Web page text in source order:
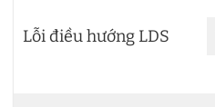
Lỗi điều hướng LDS